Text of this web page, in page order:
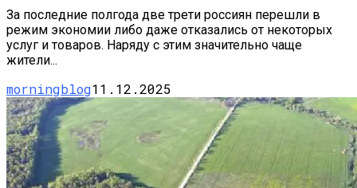
За последние полгода две трети россиян перешли в
режим экономии либо даже отказались от некоторых
услуг и товаров. Наряду с этим значительно чаще
жители...
morningblog11.12.2025